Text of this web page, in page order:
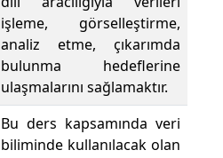
işleme, görselleştirme,
analiz etme, çıkarımda
bulunma hedeflerine
ulaşmalarını sağlamaktır.
Bu ders kapsamında veri
biliminde kullanılacak olan